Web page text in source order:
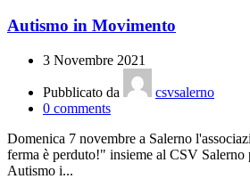
Autismo in Movimento
3 Novembre 2021
Pubblicato da
csvsalerno
0 comments
Domenica 7 novembre a Salerno
ferma è perduto!" insieme al CSV
Autismo i...